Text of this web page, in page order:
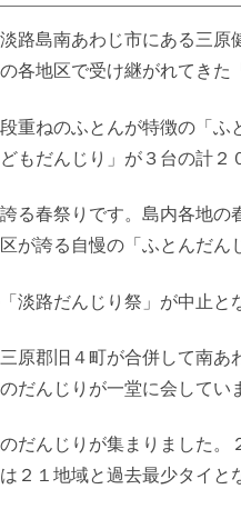
路島南あわじ市にある三
各地区で受け継がれてきた
重ねのふとんが特徴の「
もだんじり」が３台の計２
る春祭りです。島内各地
が誇る自慢の「ふとんだん
淡路だんじり祭」が中止と
原郡旧４町が合併して南
だんじりが一堂に会してい
だんじりが集まりました
２１地域と過去最少タイと